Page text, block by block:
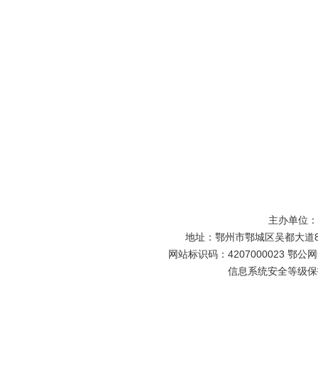
主办单位
地址：鄂州市鄂城区吴都大
网站标识码：4207000023 鄂公
信息系统安全等级